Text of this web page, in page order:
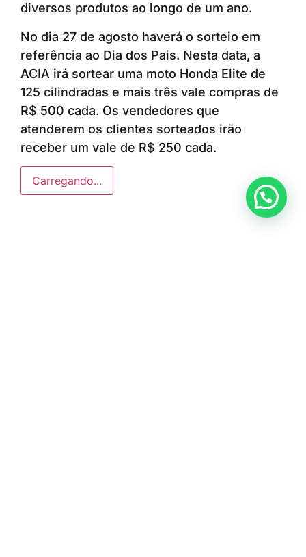
diversos produtos ao longo de um ano.
No dia 27 de agosto haverá o sorteio em
referência ao Dia dos Pais. Nesta data, a
ACIA irá sortear uma moto Honda Elite de
125 cilindradas e mais três vale compras de
R$ 500 cada. Os vendedores que
atenderem os clientes sorteados irão
receber um vale de R$ 250 cada.
Carregando...
Anunciar ou recomendar matéria